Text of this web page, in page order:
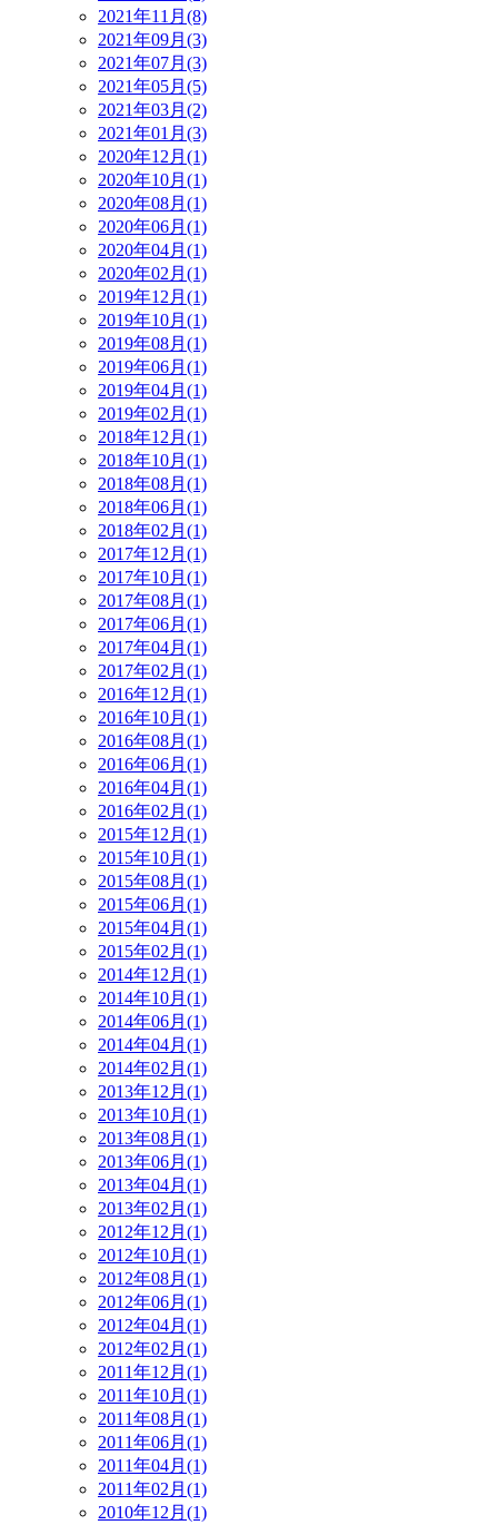
2021年11月(8)
2021年09月(3)
2021年07月(3)
2021年05月(5)
2021年03月(2)
2021年01月(3)
2020年12月(1)
2020年10月(1)
2020年08月(1)
2020年06月(1)
2020年04月(1)
2020年02月(1)
2019年12月(1)
2019年10月(1)
2019年08月(1)
2019年06月(1)
2019年04月(1)
2019年02月(1)
2018年12月(1)
2018年10月(1)
2018年08月(1)
2018年06月(1)
2018年02月(1)
2017年12月(1)
2017年10月(1)
2017年08月(1)
2017年06月(1)
2017年04月(1)
2017年02月(1)
2016年12月(1)
2016年10月(1)
2016年08月(1)
2016年06月(1)
2016年04月(1)
2016年02月(1)
2015年12月(1)
2015年10月(1)
2015年08月(1)
2015年06月(1)
2015年04月(1)
2015年02月(1)
2014年12月(1)
2014年10月(1)
2014年06月(1)
2014年04月(1)
2014年02月(1)
2013年12月(1)
2013年10月(1)
2013年08月(1)
2013年06月(1)
2013年04月(1)
2013年02月(1)
2012年12月(1)
2012年10月(1)
2012年08月(1)
2012年06月(1)
2012年04月(1)
2012年02月(1)
2011年12月(1)
2011年10月(1)
2011年08月(1)
2011年06月(1)
2011年04月(1)
2011年02月(1)
2010年12月(1)